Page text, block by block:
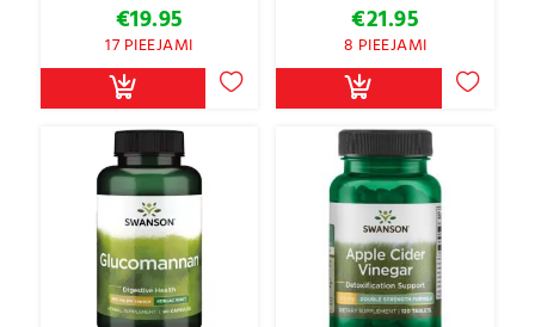
€19.95
17 PIEEJAMI
€21.95
8 PIEEJAMI